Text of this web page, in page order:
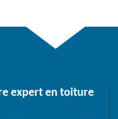
expert en toiture